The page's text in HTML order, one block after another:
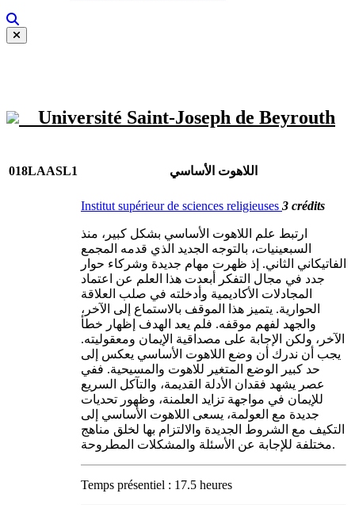
Université Saint-Joseph de Beyrouth
018LAASL1 اللاهوت الأساسي
Institut supérieur de sciences religieuses 3 crédits
ارتبط علم اللاهوت الأساسي بشكل كبير، منذ
السبعينيات، بالتوجه الجديد الذي قدمه المجمع
الفاتيكاني الثاني. إذ ظهرت مهام جديدة وشركاء حوار
جدد في مجال التفكر أبعدت هذا العلم عن اعتماد
المجادلات الأكاديمية وأدخلته في صلب العلاقة
الحوارية. يتميز هذا الموقف بالاستماع إلى الآخر،
والجهد لفهم موقفه. فلم يعد الهدف إظهار خطأ
الآخر، ولكن الإجابة على مصداقية الإيمان ومعقوليته.
يجب أن ندرك أن وضع اللاهوت الأساسي يعكس إلى
حد كبير الوضع المتغير للاهوت والمسيحية. ففي
عصر يشهد فقدان الأدلة القديمة، والتآكل السريع
للإيمان في مواجهة تزايد العلمنة، وظهور تحديات
جديدة مع العولمة، يسعى اللاهوت الأساسي إلى
التكيف مع الشروط الجديدة والالتزام بها لخلق مناهج
مختلفة للإجابة عن الأسئلة والمشكلات المطروحة.
Temps présentiel : 17.5 heures